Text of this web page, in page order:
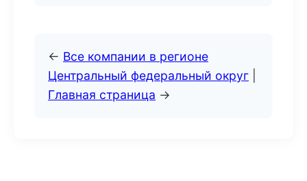
← Все компании в регионе
Центральный федеральный округ
Главная страница →